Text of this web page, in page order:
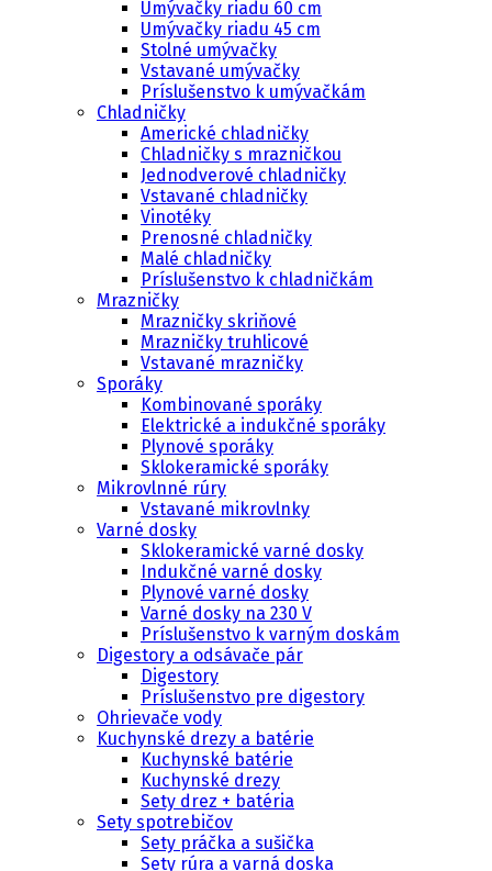
Umývačky riadu 60 cm
Umývačky riadu 45 cm
Stolné umývačky
Vstavané umývačky
Príslušenstvo k umývačkám
Chladničky
Americké chladničky
Chladničky s mrazničkou
Jednodverové chladničky
Vstavané chladničky
Vinotéky
Prenosné chladničky
Malé chladničky
Príslušenstvo k chladničkám
Mrazničky
Mrazničky skriňové
Mrazničky truhlicové
Vstavané mrazničky
Sporáky
Kombinované sporáky
Elektrické a indukčné sporáky
Plynové sporáky
Sklokeramické sporáky
Mikrovlnné rúry
Vstavané mikrovlnky
Varné dosky
Sklokeramické varné dosky
Indukčné varné dosky
Plynové varné dosky
Varné dosky na 230 V
Príslušenstvo k varným doskám
Digestory a odsávače pár
Digestory
Príslušenstvo pre digestory
Ohrievače vody
Kuchynské drezy a batérie
Kuchynské batérie
Kuchynské drezy
Sety drez + batéria
Sety spotrebičov
Sety práčka a sušička
Sety rúra a varná doska